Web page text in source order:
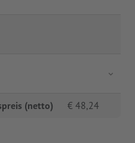
(netto) € 48,24